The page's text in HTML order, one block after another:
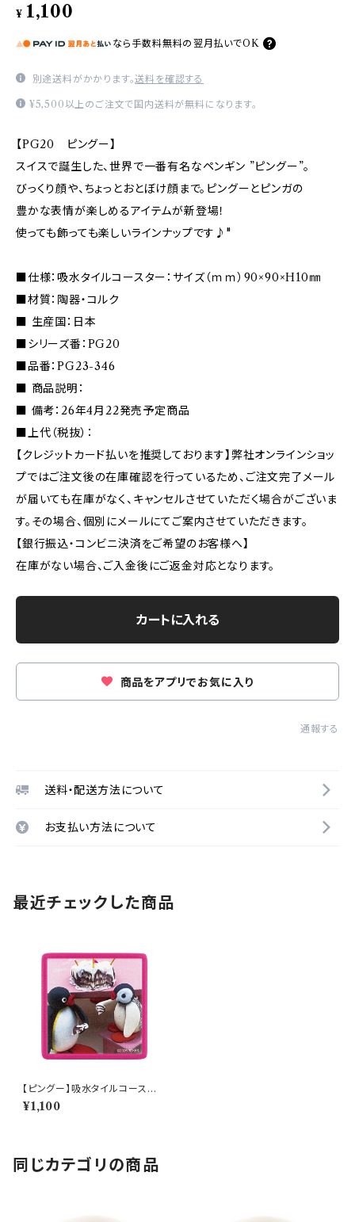
¥ 1,100
なら 手数料無料の 翌月払いでOK
別途送料がかかります。送料を確認する
¥5,500以上のご注文で国内送料が無料になります。
【PG20 ピングー】
スイスで誕生した、世界で一番有名なペンギン ”ピングー”。
びっくり顔や、ちょっとおとぼけ顔まで。ピングーとピンガの
豊かな表情が楽しめるアイテムが新登場！
使っても飾っても楽しいラインナップです♪"
■仕様：吸水タイルコースター：サイズ（ｍｍ）90×90×H10㎜
■材質：陶器・コルク
■ 生産国：日本
■シリーズ番：PG20
■品番：PG23-346
■ 商品説明：
■ 備考：26年4月22発売予定商品
■上代（税抜）：
【クレジットカード払いを推奨しております】弊社オンラインショッ
プではご注文後の在庫確認を行っているため、ご注文完了メール
が届いても在庫がなく、キャンセルさせていただく場合がございま
す。その場合、個別にメールにてご案内させていただきます。
【銀行振込・コンビニ決済をご希望のお客様へ】
在庫がない場合、ご入金後にご返金対応となります。
カートに入れる
商品をアプリでお気に入り
通報する
送料・配送方法について
お支払い方法について
最近チェックした商品
【ピングー】吸水タイルコースタ
ー（ピンク）【PG20】PG23-346
¥1,100
同じカテゴリの商品